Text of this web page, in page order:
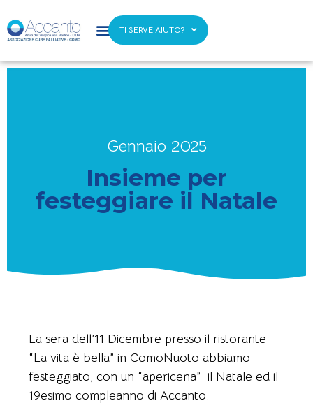
TI SERVE AIUTO?
Gennaio 2025
Insieme per
festeggiare il Natale
La sera dell’11 Dicembre presso il ristorante
“La vita è bella” in ComoNuoto abbiamo
festeggiato, con un “apericena” il Natale ed il
19esimo compleanno di Accanto.